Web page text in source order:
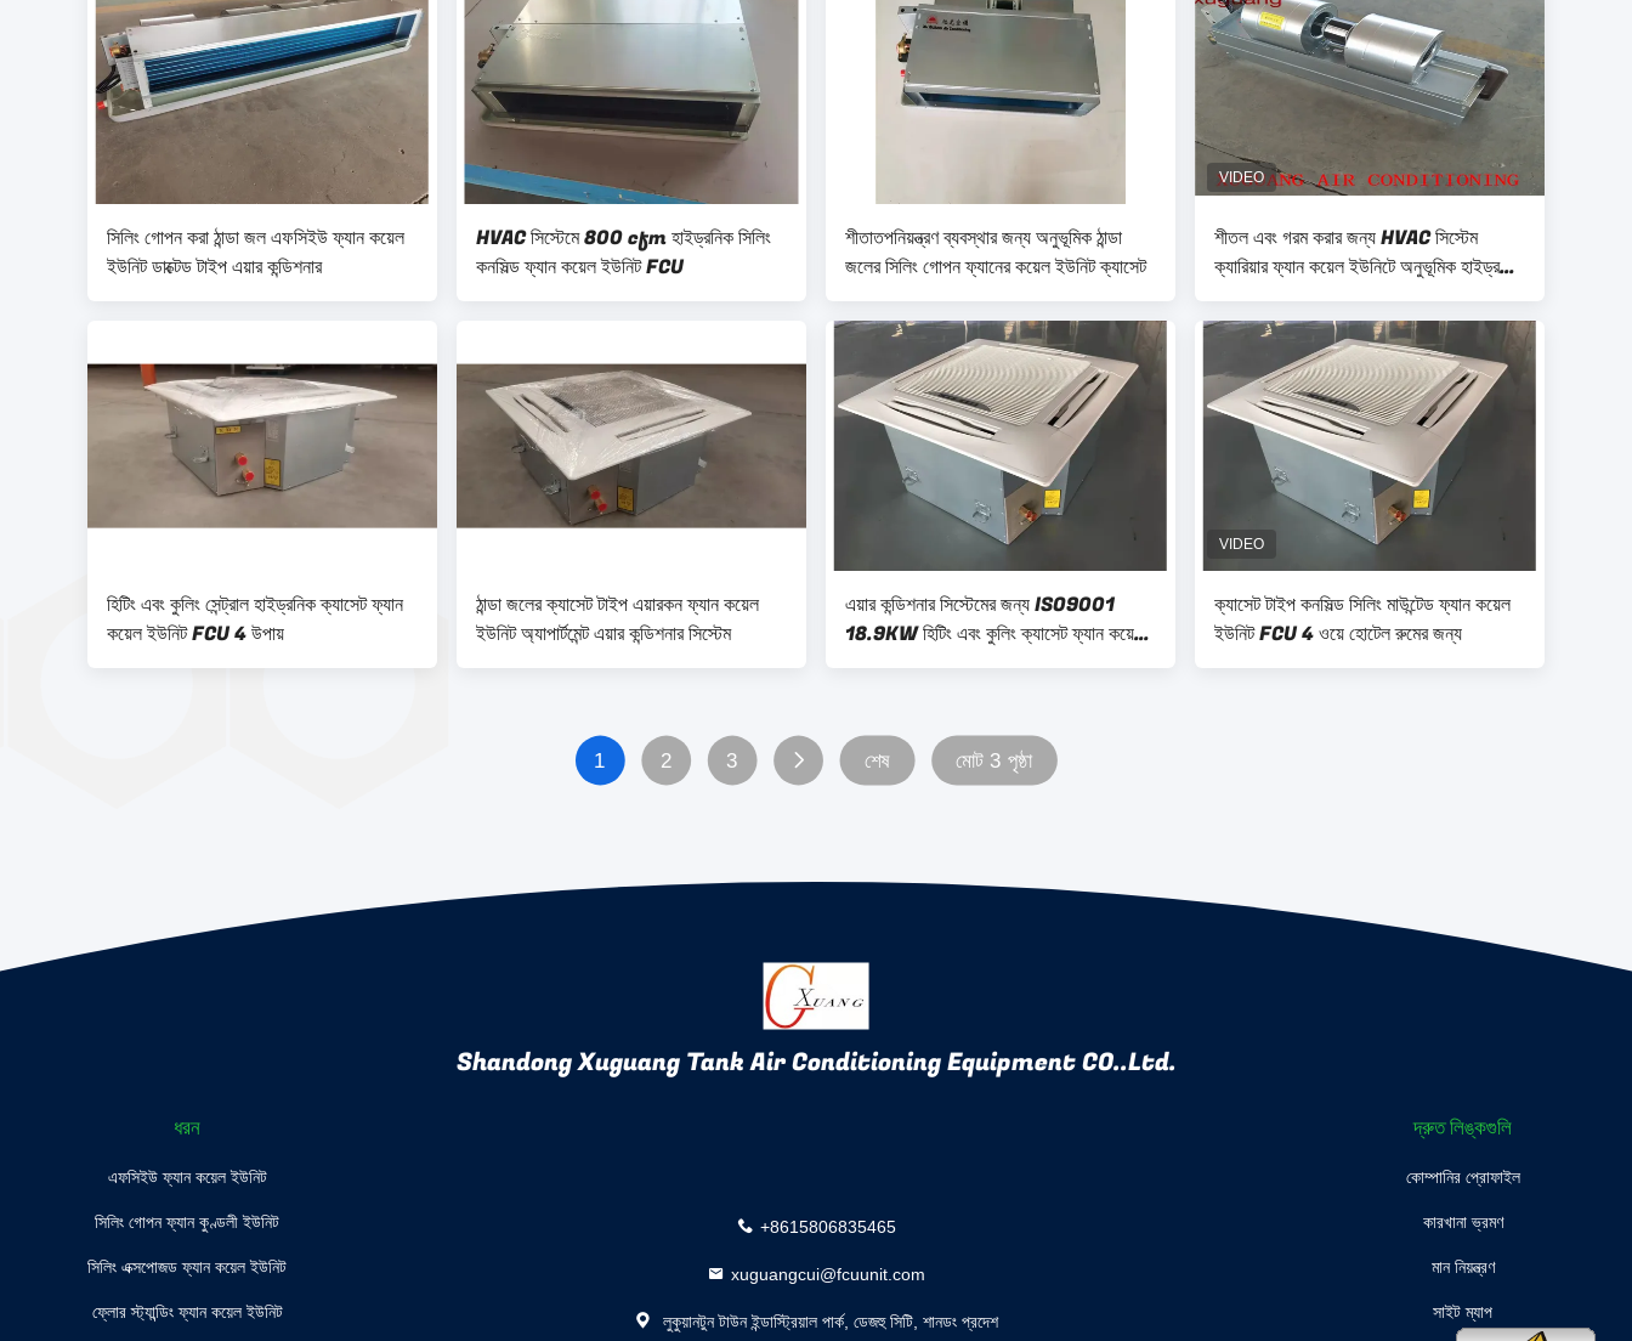
সিলিং গোপন করা ঠান্ডা জল এফসিইউ ফ্যান কয়েল
ইউনিট ডাক্টেড টাইপ এয়ার কন্ডিশনার
HVAC সিস্টেমে 800 cfm হাইড্রনিক সিলিং
কনসিল্ড ফ্যান কয়েল ইউনিট FCU
শীতাতপনিয়ন্ত্রণ ব্যবস্থার জন্য অনুভূমিক ঠান্ডা
জলের সিলিং গোপন ফ্যানের কয়েল ইউনিট ক্যাসেট
শীতল এবং গরম করার জন্য HVAC সিস্টেম
ক্যারিয়ার ফ্যান কয়েল ইউনিটে অনুভূমিক হাইড্রনিক
FCU
হিটিং এবং কুলিং সেন্ট্রাল হাইড্রনিক ক্যাসেট ফ্যান
কয়েল ইউনিট FCU 4 উপায়
ঠান্ডা জলের ক্যাসেট টাইপ এয়ারকন ফ্যান কয়েল
ইউনিট অ্যাপার্টমেন্ট এয়ার কন্ডিশনার সিস্টেম
এয়ার কন্ডিশনার সিস্টেমের জন্য ISO9001
18.9KW হিটিং এবং কুলিং ক্যাসেট ফ্যান কয়েল
ইউনিট
ক্যাসেট টাইপ কনসিল্ড সিলিং মাউন্টেড ফ্যান কয়েল
ইউনিট FCU 4 ওয়ে হোটেল রুমের জন্য
1 2 3 শেষ মোট 3 পৃষ্ঠা
Shandong Xuguang Tank Air Conditioning Equipment CO..Ltd.
ধরন
এফসিইউ ফ্যান কয়েল ইউনিট
সিলিং গোপন ফ্যান কুণ্ডলী ইউনিট
সিলিং এক্সপোজড ফ্যান কয়েল ইউনিট
ফ্লোর স্ট্যান্ডিং ফ্যান কয়েল ইউনিট
+8615806835465
xuguangcui@fcuunit.com
লুকুয়ানটুন টাউন ইন্ডাস্ট্রিয়াল পার্ক, ডেজহু সিটি, শানডং প্রদেশ
দ্রুত লিঙ্কগুলি
কোম্পানির প্রোফাইল
কারখানা ভ্রমণ
মান নিয়ন্ত্রণ
সাইট ম্যাপ